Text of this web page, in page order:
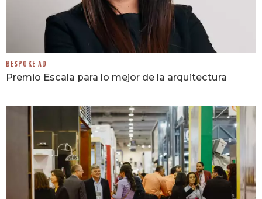
BESPOKE AD
Premio Escala para lo mejor de la arquitectura